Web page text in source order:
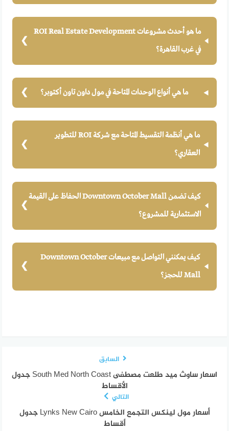
ما هو أحدث مشروعات ROI Real Estate Development
في غرب القاهرة؟
ما هي أنواع الوحدات المتاحة في مول داون تاون أكتوبر؟
ما هي أنظمة التقسيط المتاحة مع شركة ROI للتطوير
العقاري؟
كيف تضمن Downtown October Mall الحفاظ على القيمة
الاستثمارية للمشروع؟
كيف يمكنني التواصل مع مبيعات Downtown October
Mall للحجز؟
السابق
اسعار ساوث ميد طلعت مصطفى South Med North Coast جدول
الأقساط
التالي
أسعار مول لينكس التجمع الخامس Lynks New Cairo جدول
أقساط